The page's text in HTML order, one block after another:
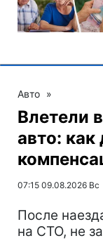
Авто »
Влетели
авто: как
07:15 09.08.2026 Вс
После
на СТО, не